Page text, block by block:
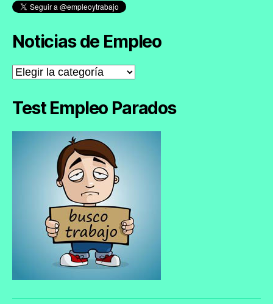
Noticias de Empleo
Noticias
de
Test Empleo Parados